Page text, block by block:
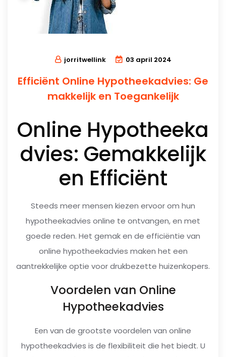
jorritwellink 03 april 2024
Efficiënt Online Hypotheekadvies: Ge
makkelijk en Toegankelijk
Online Hypotheeka
dvies: Gemakkelijk
en Efficiënt
Steeds meer mensen kiezen ervoor om hun
hypotheekadvies online te ontvangen, en met
goede reden. Het gemak en de efficiëntie van
online hypotheekadvies maken het een
aantrekkelijke optie voor drukbezette huizenkopers.
Voordelen van Online
Hypotheekadvies
Een van de grootste voordelen van online
hypotheekadvies is de flexibiliteit die het biedt. U